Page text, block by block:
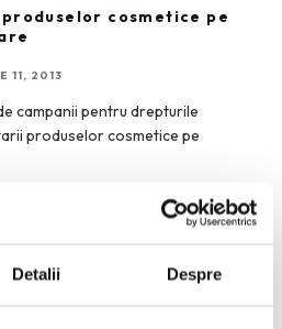
Detalii Despre
cosmetice pe
11, 2013
campanii pentru drepturile
produselor cosmetice pe